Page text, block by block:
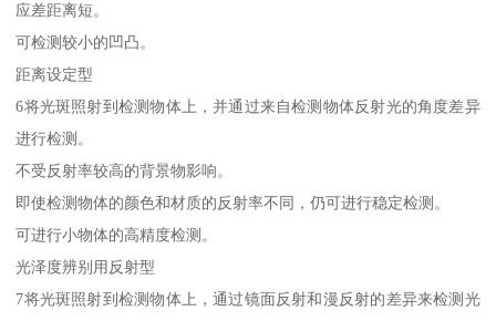
应差距离短。
可检测较小的凹凸。
距离设定型
6将光斑照射到检测物体上，并通过来自检测物体反射光的角度差异
进行检测。
不受反射率较高的背景物影响。
即使检测物体的颜色和材质的反射率不同，仍可进行稳定检测。
可进行小物体的高精度检测。
光泽度辨别用反射型
7将光斑照射到检测物体上，通过镜面反射和漫反射的差异来检测光